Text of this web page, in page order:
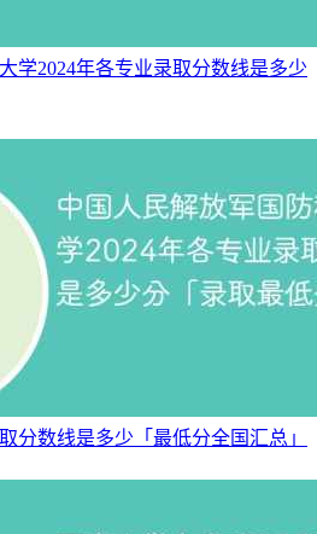
学2024年各专业录取分数线是多少
分数线是多少「最低分全国汇总」